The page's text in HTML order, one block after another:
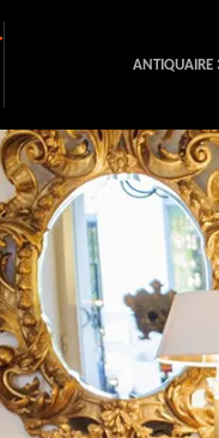
ANTIQUAIRE